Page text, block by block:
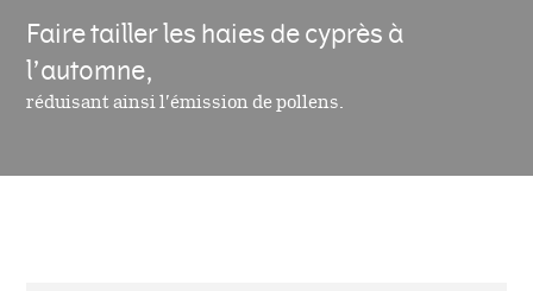
Faire tailler les haies de cyprès à
l’automne,
réduisant ainsi l’émission de pollens.